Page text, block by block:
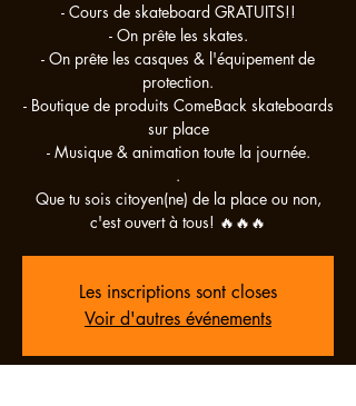
- Cours de skateboard GRATUITS!!
- On prête les skates.
- On prête les casques & l'équipement de
protection.
- Boutique de produits ComeBack skateboards
sur place
- Musique & animation toute la journée.
.
Que tu sois citoyen(ne) de la place ou non,
c'est ouvert à tous! 🔥🔥🔥
Les inscriptions sont closes
Voir d'autres événements